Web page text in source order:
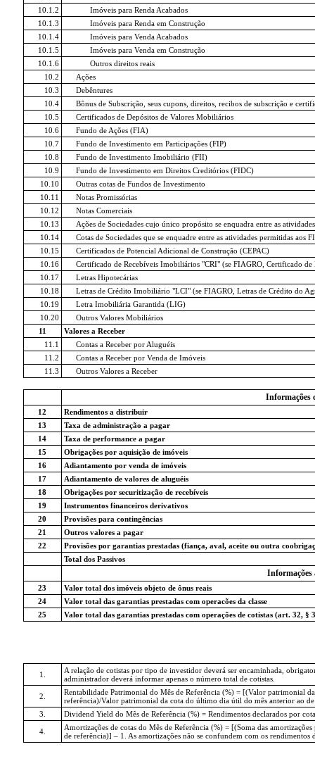
10.1.2
Imóveis para Renda Acabados
10.1.3
Imóveis para Renda em Construção
10.1.4
Imóveis para Venda Acabados
10.1.5
Imóveis para Venda em Construção
10.1.6
Outros direitos reais
10.2
Ações
10.3
Debêntures
10.4
Bônus de Subscrição, seus cupons, direitos, recibos de subscrição e
10.5
Certificados de Depósitos de Valores Mobiliários
10.6
Fundo de Ações (FIA)
10.7
Fundo de Investimento em Participações (FIP)
10.8
Fundo de Investimento Imobiliário (FII)
10.9
Fundo de Investimento em Direitos Creditórios (FIDC)
10.10
Outras cotas de Fundos de Investimento
10.11
Notas Promissórias
10.12
Notas Comerciais
10.13
Ações de Sociedades cujo único propósito se enquadra entre as
10.14
Cotas de Sociedades que se enquadre entre as atividades permitidas aos
10.15
Certificados de Potencial Adicional de Construção (CEPAC)
10.16
Certificado de Recebíveis Imobiliários "CRI" (se FIAGRO, Certificado
10.17
Letras Hipotecárias
10.18
Letras de Crédito Imobiliário "LCI" (se FIAGRO, Letras de Crédito do
10.19
Letra Imobiliária Garantida (LIG)
10.20
Outros Valores Mobiliários
11
Valores a Receber
11.1
Contas a Receber por Aluguéis
11.2
Contas a Receber por Venda de Imóveis
11.3
Outros Valores a Receber
Informações
12
Rendimentos a distribuir
13
Taxa de administração a pagar
14
Taxa de performance a pagar
15
Obrigações por aquisição de imóveis
16
Adiantamento por venda de imóveis
17
Adiantamento de valores de aluguéis
18
Obrigações por securitização de recebíveis
19
Instrumentos financeiros derivativos
20
Provisões para contingências
21
Outros valores a pagar
22
Provisões por garantias prestadas (fiança, aval, aceite ou outra
Total dos Passivos
Informações
23
Valor total dos imóveis objeto de ônus reais
24
Valor total das garantias prestadas com operacões da classe
25
Valor total das garantias prestadas com operações de cotistas (art. 32, §
1.
A relação de cotistas por tipo de investidor deverá ser encaminhada,
administrador deverá informar apenas o número total de cotistas.
2.
Rentabilidade Patrimonial do Mês de Referência (%) = [(Valor patrimonial
referência)/Valor patrimonial da cota do último dia útil do mês anterior ao
3.
Dividend Yield do Mês de Referência (%) = Rendimentos declarados por
4.
Amortizações de cotas do Mês de Referência (%) = [(Soma das
de referência)] – 1. As amortizações não se confundem com os rendimentos